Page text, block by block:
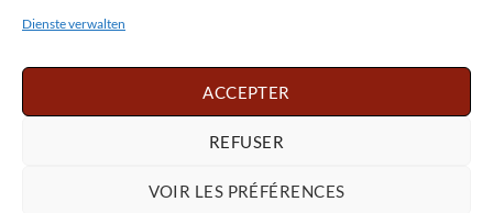
Dienste verwalten
ACCEPTER
REFUSER
VOIR LES PRÉFÉRENCES
English Deutsch